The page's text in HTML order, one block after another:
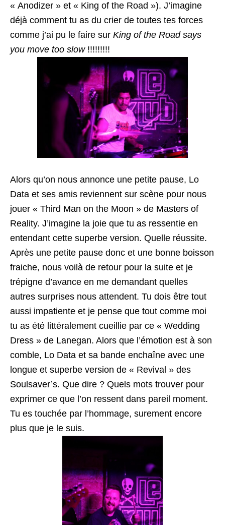
« Anodizer » et « King of the Road »). J’imagine
déjà comment tu as du crier de toutes tes forces
comme j’ai pu le faire sur King of the Road says
you move too slow!!!!!!!!!
Alors qu’on nous annonce une petite pause, Lo
Data et ses amis reviennent sur scène pour nous
jouer « Third Man on the Moon » de Masters of
Reality. J’imagine la joie que tu as ressentie en
entendant cette superbe version. Quelle réussite.
Après une petite pause donc et une bonne boisson
fraiche, nous voilà de retour pour la suite et je
trépigne d’avance en me demandant quelles
autres surprises nous attendent. Tu dois être tout
aussi impatiente et je pense que tout comme moi
tu as été littéralement cueillie par ce « Wedding
Dress » de Lanegan. Alors que l’émotion est à son
comble, Lo Data et sa bande enchaîne avec une
longue et superbe version de « Revival » des
Soulsaver’s. Que dire ? Quels mots trouver pour
exprimer ce que l’on ressent dans pareil moment.
Tu es touchée par l’hommage, surement encore
plus que je le suis.